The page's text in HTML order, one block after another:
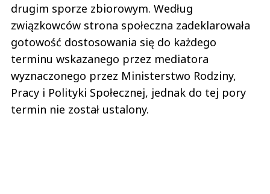
drugim sporze zbiorowym. Według
związkowców strona społeczna zadeklarowała
gotowość dostosowania się do każdego
terminu wskazanego przez mediatora
wyznaczonego przez Ministerstwo Rodziny,
Pracy i Polityki Społecznej, jednak do tej pory
termin nie został ustalony.